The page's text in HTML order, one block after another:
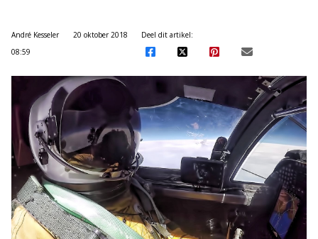
André Kesseler
20 oktober 2018
08:59
Deel dit artikel: